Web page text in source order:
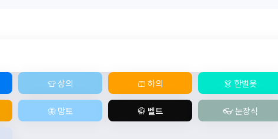
👕 상의 🩳 하의 👗 한벌옷
🦋 망토 🥋 벨트 👓 눈장식